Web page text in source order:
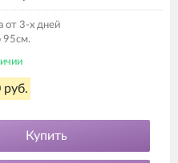
от 3-х дней
95см.
руб.
Купить